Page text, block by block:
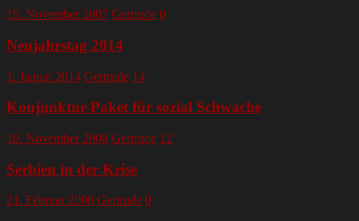
15. November 2007 Gertrude 0
Neujahrstag 2014
1. Januar 2014 Gertrude 14
Konjunktur-Paket für sozial Schwache
10. November 2008 Gertrude 12
Serbien in der Krise
21. Februar 2008 Gertrude 0